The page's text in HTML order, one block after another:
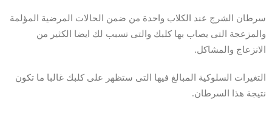
سرطان الشرج عند الكلاب واحدة من ضمن الحالات المرضية المؤلمة
والمزعجة التى يصاب بها كلبك والتى تسبب لك ايضا الكثير من
الانزعاج والمشاكل.
التغيرات السلوكية المبالغ فيها التى ستظهر على كلبك غالبا ما تكون
نتيجة هذا السرطان.